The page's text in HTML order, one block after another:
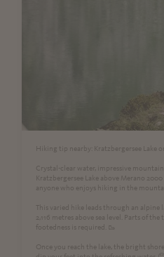
Hiking tip nearby: Kratzbergersee Lake
Crystal-clear water, impressive
Kratzbergersee Lake above Merano
anyone who enjoys hiking in the
This varied hike leads through an alpine
2,116 metres above sea level. Parts of
footedness is required. 🥾
Once you reach the lake, the bright